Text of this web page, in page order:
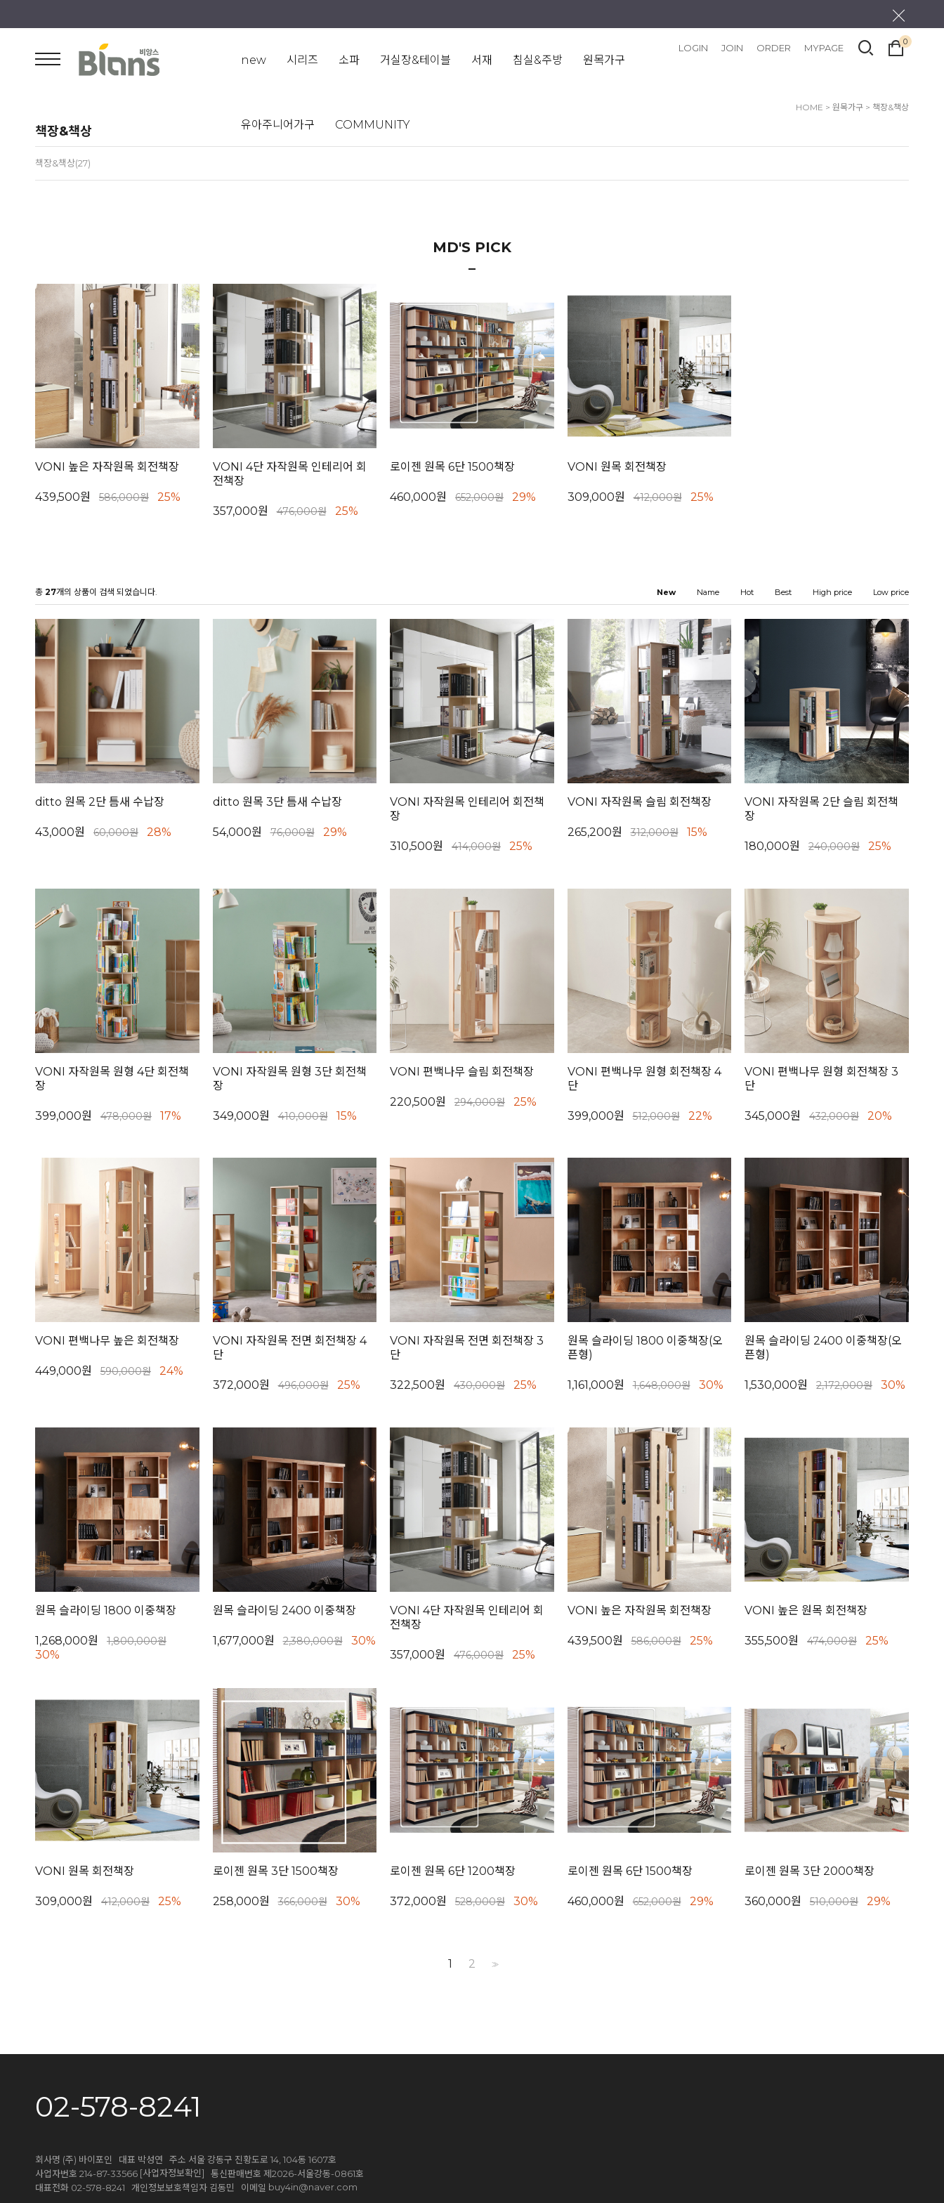
new 시리즈 소파 거실장&테이블 서재 침실&주방 원목가구
유아주니어가구 COMMUNITY
LOGIN JOIN ORDER MYPAGE
0
HOME > 원목가구 > 책장&책상
책장&책상
책장&책상(27)
MD'S PICK
VONI 높은 자작원목 회전책장
439,500원 586,000원 25%
VONI 4단 자작원목 인테리어 회
전책장
357,000원 476,000원 25%
로이젠 원목 6단 1500책장
460,000원 652,000원 29%
VONI 원목 회전책장
309,000원 412,000원 25%
총 27개의 상품이 검색 되었습니다. New Name Hot Best High price Low price
ditto 원목 2단 틈새 수납장
43,000원 60,000원 28%
ditto 원목 3단 틈새 수납장
54,000원 76,000원 29%
VONI 자작원목 인테리어 회전책
장
310,500원 414,000원 25%
VONI 자작원목 슬림 회전책장
265,200원 312,000원 15%
VONI 자작원목 2단 슬림 회전책
장
180,000원 240,000원 25%
VONI 자작원목 원형 4단 회전책
장
399,000원 478,000원 17%
VONI 자작원목 원형 3단 회전책
장
349,000원 410,000원 15%
VONI 편백나무 슬림 회전책장
220,500원 294,000원 25%
VONI 편백나무 원형 회전책장 4
단
399,000원 512,000원 22%
VONI 편백나무 원형 회전책장 3
단
345,000원 432,000원 20%
VONI 편백나무 높은 회전책장
449,000원 590,000원 24%
VONI 자작원목 전면 회전책장 4
단
372,000원 496,000원 25%
VONI 자작원목 전면 회전책장 3
단
322,500원 430,000원 25%
원목 슬라이딩 1800 이중책장(오
픈형)
1,161,000원 1,648,000원 30%
원목 슬라이딩 2400 이중책장(오
픈형)
1,530,000원 2,172,000원 30%
원목 슬라이딩 1800 이중책장
1,268,000원 1,800,000원
30%
원목 슬라이딩 2400 이중책장
1,677,000원 2,380,000원 30%
VONI 4단 자작원목 인테리어 회
전책장
357,000원 476,000원 25%
VONI 높은 자작원목 회전책장
439,500원 586,000원 25%
VONI 높은 원목 회전책장
355,500원 474,000원 25%
VONI 원목 회전책장
309,000원 412,000원 25%
로이젠 원목 3단 1500책장
258,000원 366,000원 30%
로이젠 원목 6단 1200책장
372,000원 528,000원 30%
로이젠 원목 6단 1500책장
460,000원 652,000원 29%
로이젠 원목 3단 2000책장
360,000원 510,000원 29%
1 2 >>
02-578-8241
회사명 (주) 바이포인 대표 박성연 주소 서울 강동구 진황도로 14, 104동 1607호
사업자번호 214-87-33566 [사업자정보확인] 통신판매번호 제2026-서울강동-0861호
대표전화 02-578-8241 개인정보보호책임자 김동민 이메일 buy4in@naver.com